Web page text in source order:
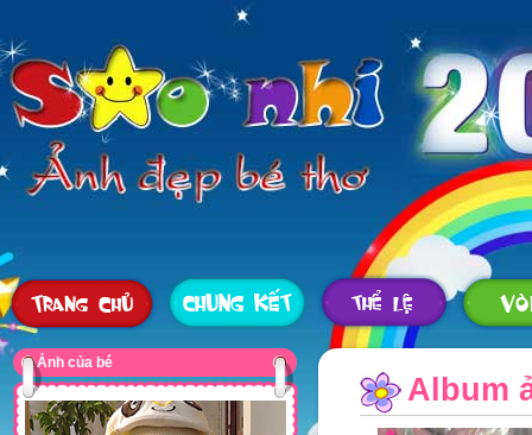
Ảnh của bé
Album